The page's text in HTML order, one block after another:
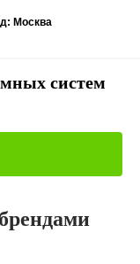
Москва
систем